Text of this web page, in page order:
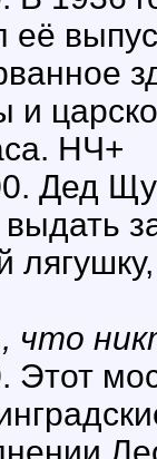
её
и
НЧ+
Дед
что
Этот